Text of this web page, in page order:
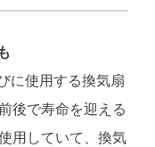
に使用する換気扇
後で寿命を迎える
用していて、換気